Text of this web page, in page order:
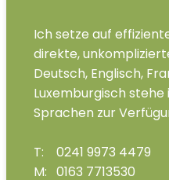
Ich setze auf
direkte,
Deutsch, Englisch,
Luxemburgisch stehe
Sprachen zur
T: 0241 9973 4479
M: 0163 7713530